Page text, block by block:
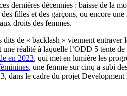
dernières décennies : baisse de la
filles et des garçons, ou encore
droits des femmes.
de « backlash » viennent entraver
réalité à laquelle l’ODD 5 tente
en 2023, qui met en lumière les
, une femme sur cinq a subi
dans le cadre du projet Development